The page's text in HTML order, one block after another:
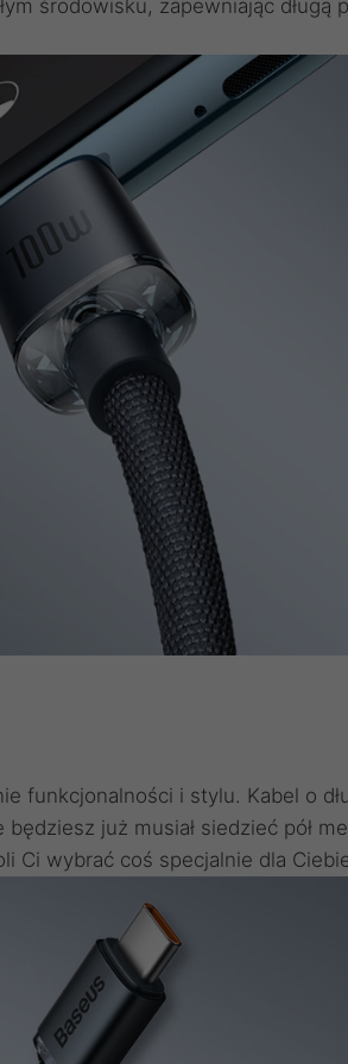
środowisku, zapewniając długą
funkcjonalności i stylu. Kabel o
już musiał siedzieć pół
Ci wybrać coś specjalnie dla